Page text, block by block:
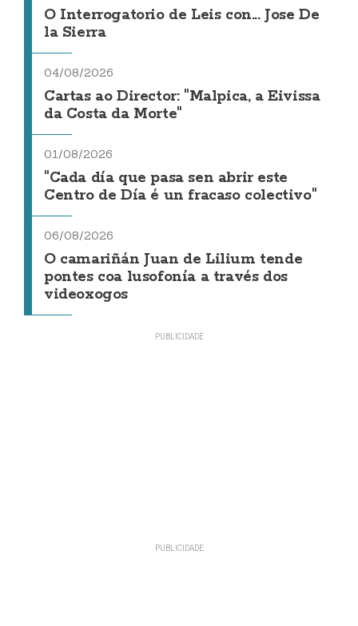
O Interrogatorio de Leis con... Jose De
la Sierra
04/08/2026
Cartas ao Director: "Malpica, a Eivissa
da Costa da Morte"
01/08/2026
"Cada día que pasa sen abrir este
Centro de Día é un fracaso colectivo"
06/08/2026
O camariñán Juan de Lilium tende
pontes coa lusofonía a través dos
videoxogos